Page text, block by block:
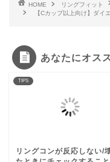
HOME リングフィット
【Cカップ以上向け】ダイ
あなたにオス
TIPS
リングコンが反応しない/